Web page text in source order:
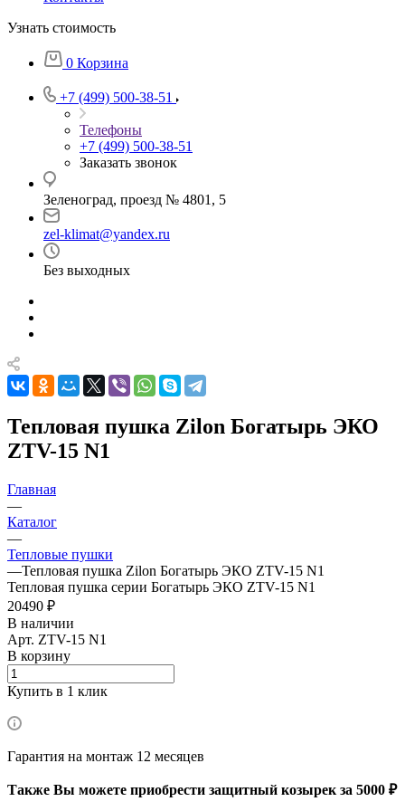
Узнать стоимость
0 Корзина
+7 (499) 500-38-51
Телефоны
+7 (499) 500-38-51
Заказать звонок
Зеленоград, проезд № 4801, 5
zel-klimat@yandex.ru
Без выходных
Тепловая пушка Zilon Богатырь ЭКО
ZTV-15 N1
Главная
—
Каталог
—
Тепловые пушки
—Тепловая пушка Zilon Богатырь ЭКО ZTV-15 N1
Тепловая пушка серии Богатырь ЭКО ZTV-15 N1
20490 ₽
В наличии
Арт. ZTV-15 N1
В корзину
Купить в 1 клик
Гарантия на монтаж 12 месяцев
Также Вы можете приобрести защитный козырек за 5000 ₽